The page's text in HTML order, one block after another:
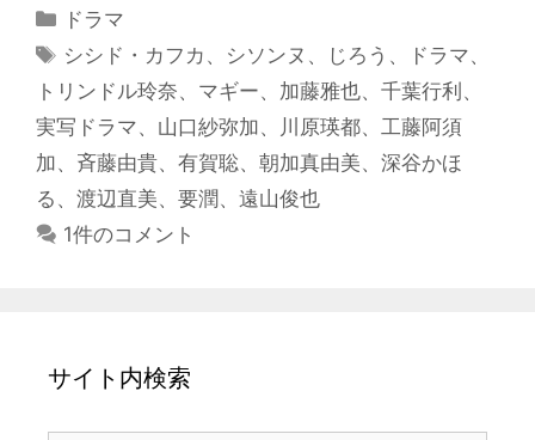
カ
テ
リ
ー
ドラマ
タ
グ
シシド・カフカ 、 シソンヌ 、 じろう 、 ドラマ、
トリンドル玲奈、 マギー、 加藤雅也、 千葉行利、
実写ドラマ、 山口紗弥加、 川原瑛都、 工藤阿須
加、 斉藤由貴、 有賀聡、 朝加真由美、 深谷かほ
る 、 渡辺直美、 要潤、 遠山俊也
1件のコメント
サイト内検索